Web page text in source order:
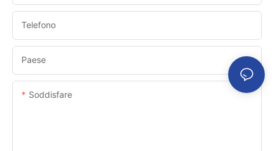
Telefono
Paese
Soddisfare